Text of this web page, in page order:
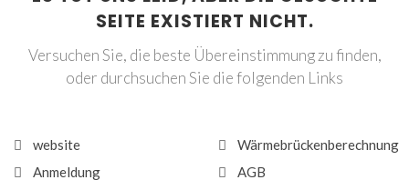
SEITE EXISTIERT NICHT.
Versuchen Sie, die beste Übereinstimmung zu finden,
oder durchsuchen Sie die folgenden Links
website
Anmeldung
Wärmebrückenberechnung
AGB